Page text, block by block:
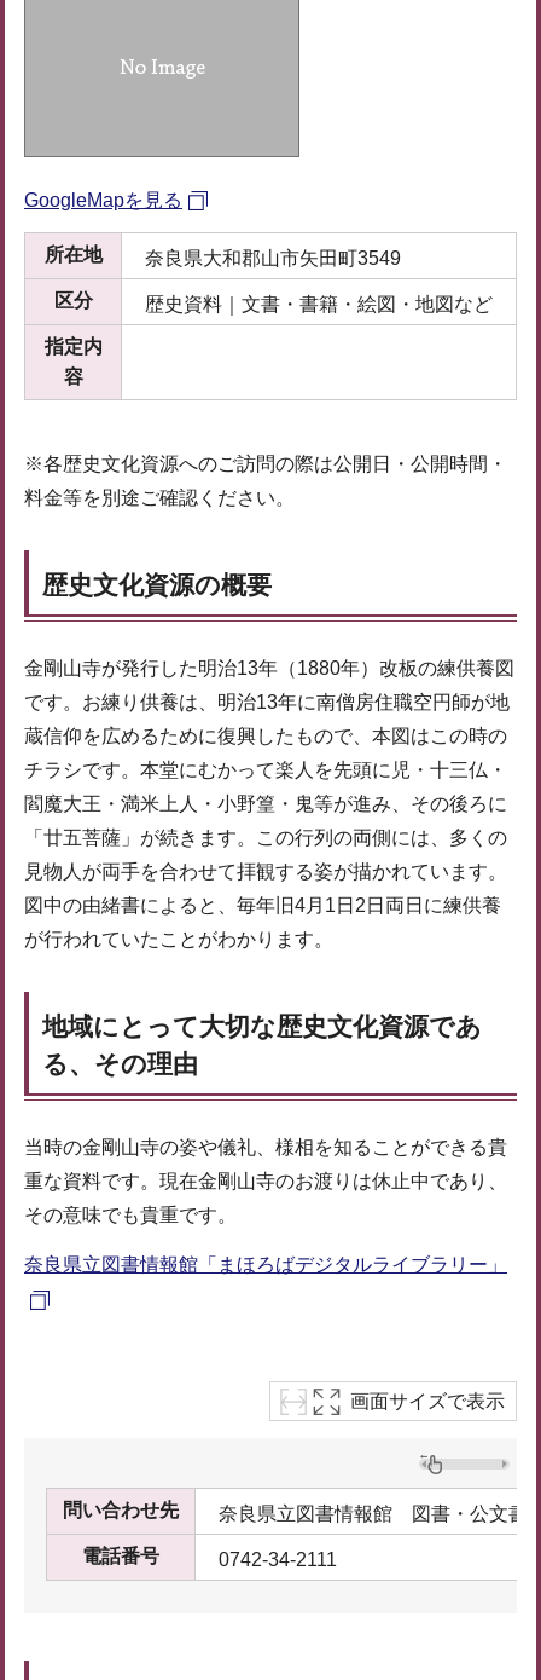
GoogleMapを見る
所在地 奈良県大和郡山市矢田町3549
区分 歴史資料｜文書・書籍・絵図・地図など
指定内
容
※各歴史文化資源へのご訪問の際は公開日・公開時間・
料金等を別途ご確認ください。
歴史文化資源の概要
金剛山寺が発行した明治13年（1880年）改板の練供養図
です。お練り供養は、明治13年に南僧房住職空円師が地
蔵信仰を広めるために復興したもので、本図はこの時の
チラシです。本堂にむかって楽人を先頭に児・十三仏・
閻魔大王・満米上人・小野篁・鬼等が進み、その後ろに
「廿五菩薩」が続きます。この行列の両側には、多くの
見物人が両手を合わせて拝観する姿が描かれています。
図中の由緒書によると、毎年旧4月1日2日両日に練供養
が行われていたことがわかります。
地域にとって大切な歴史文化資源であ
る、その理由
当時の金剛山寺の姿や儀礼、様相を知ることができる貴
重な資料です。現在金剛山寺のお渡りは休止中であり、
その意味でも貴重です。
奈良県立図書情報館「まほろばデジタルライブラリー」
画面サイズで表示
問い合わせ先 奈良県立図書情報館 図書・公文書
電話番号 0742-34-2111